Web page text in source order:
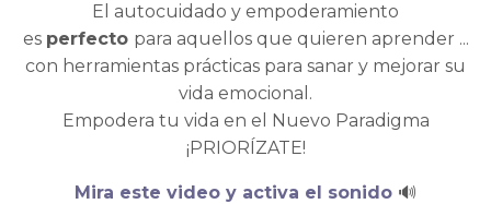
El autocuidado y empoderamiento
es perfecto para aquellos que quieren aprender ...
con herramientas prácticas para sanar y mejorar su
vida emocional.
Empodera tu vida en el Nuevo Paradigma
¡PRIORÍZATE!
Mira este video y activa el sonido 🔊